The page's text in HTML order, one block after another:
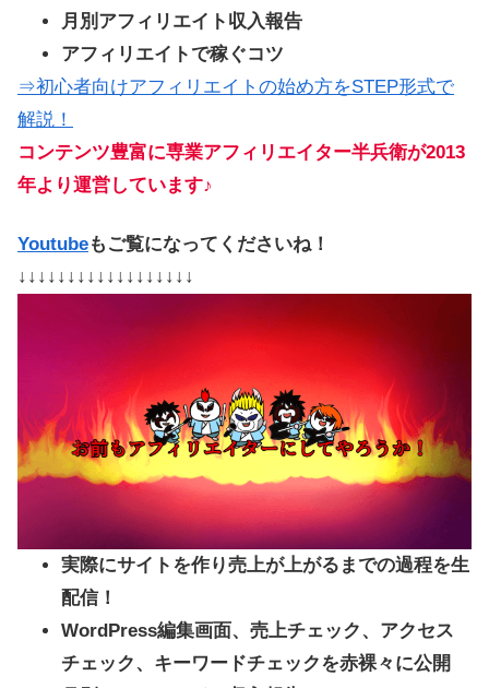
月別アフィリエイト収入報告
アフィリエイトで稼ぐコツ
⇒初心者向けアフィリエイトの始め方をSTEP形式で
解説！
コンテンツ豊富に専業アフィリエイター半兵衛が2013
年より運営しています♪
Youtubeもご覧になってくださいね！
↓↓↓↓↓↓↓↓↓↓↓↓↓↓↓↓↓↓
実際にサイトを作り売上が上がるまでの過程を生
配信！
WordPress編集画面、売上チェック、アクセス
チェック、キーワードチェックを赤裸々に公開